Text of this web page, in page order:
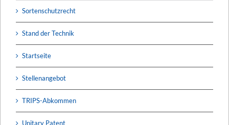
Sortenschutzrecht
Stand der Technik
Startseite
Stellenangebot
TRIPS-Abkommen
Unitary Patent